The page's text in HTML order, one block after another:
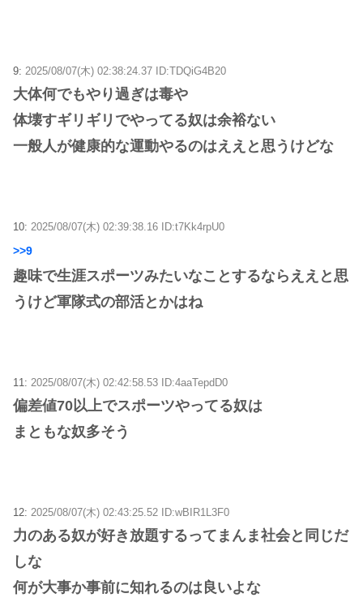
9: 2025/08/07(木) 02:38:24.37 ID:TDQiG4B20
大体何でもやり過ぎは毒や
体壊すギリギリでやってる奴は余裕ない
一般人が健康的な運動やるのはええと思うけどな
10: 2025/08/07(木) 02:39:38.16 ID:t7Kk4rpU0
>>9
趣味で生涯スポーツみたいなことするならええと思
うけど軍隊式の部活とかはね
11: 2025/08/07(木) 02:42:58.53 ID:4aaTepdD0
偏差値70以上でスポーツやってる奴は
まともな奴多そう
12: 2025/08/07(木) 02:43:25.52 ID:wBIR1L3F0
力のある奴が好き放題するってまんま社会と同じだ
しな
何が大事か事前に知れるのは良いよな